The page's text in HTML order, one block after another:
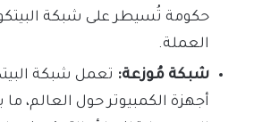
حكومة تُسيطر على شبكة
العملة.
شبكة مُوزعة: تعمل شبكة
أجهزة الكمبيوتر حول العالم،